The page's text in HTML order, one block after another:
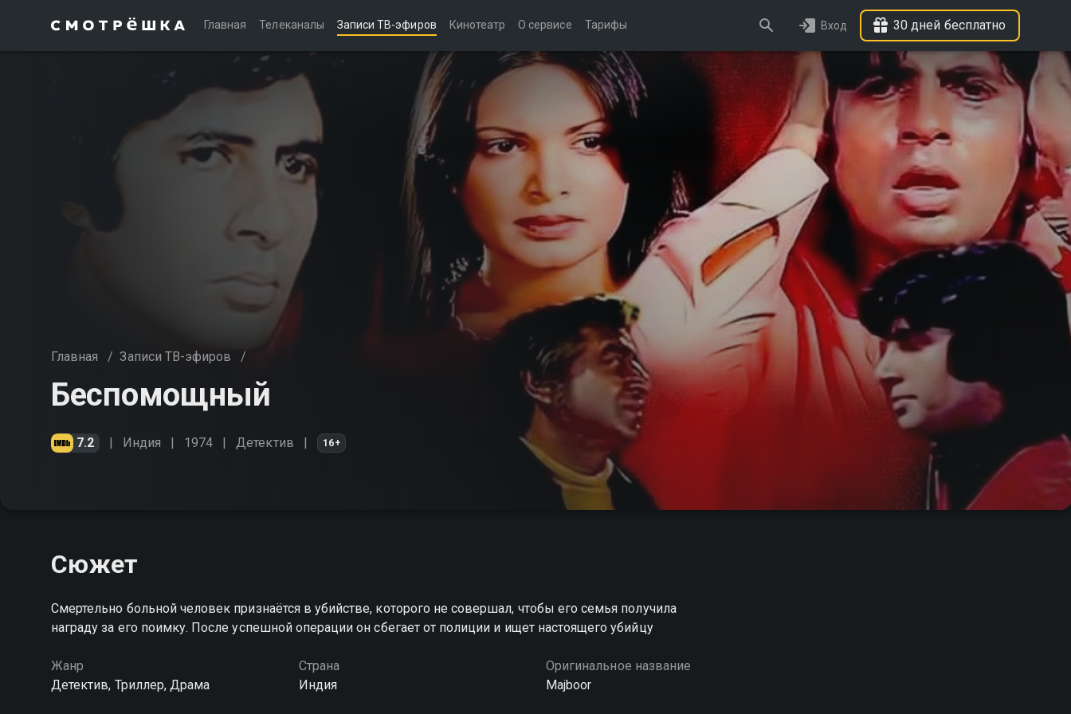
Главная Телеканалы Записи ТВ-эфиров Кинотеатр О сервисе Тарифы Вход 30 дней бесплатно
Главная / Записи ТВ-эфиров /
Беспомощный
7.2 Индия 1974 Детектив 16+
Сюжет
Смертельно больной человек признаётся в убийстве, которого не совершал, чтобы его семья получила
награду за его поимку. После успешной операции он сбегает от полиции и ищет настоящего убийцу
Жанр
Детектив, Триллер, Драма
Страна
Индия
Оригинальное название
Majboor